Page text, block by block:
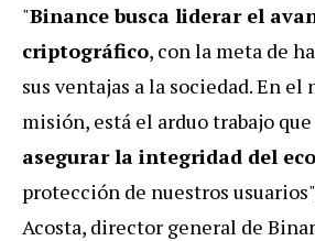
"Binance busca liderar el
criptográfico, con la meta de
sus ventajas a la sociedad. En el
misión, está el arduo trabajo
asegurar la integridad del
protección de nuestros
Acosta, director general de